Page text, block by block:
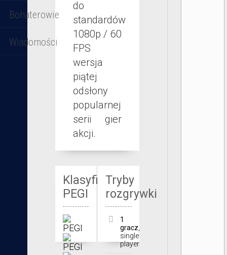
Bohaterowie
Wiadomości
do
standardów
1080p / 60
FPS
wersja
piątej
odsłony
popularnej
serii gier
akcji.
Klasyfikacja
PEGI
Tryby
rozgrywki
1
gracz
single
player